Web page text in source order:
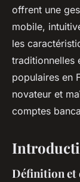
offrent une
mobile,
les
traditionnelles
populaires en
novateur et
comptes
Définition et